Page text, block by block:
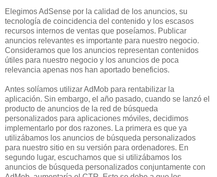
Elegimos AdSense por la calidad de los anuncios, su
tecnología de coincidencia del contenido y los escasos
recursos internos de ventas que poseíamos. Publicar
anuncios relevantes es importante para nuestro negocio.
Consideramos que los anuncios representan contenidos
útiles para nuestro negocio y los anuncios de poca
relevancia apenas nos han aportado beneficios.
Antes solíamos utilizar AdMob para rentabilizar la
aplicación. Sin embargo, el año pasado, cuando se lanzó el
producto de anuncios de la red de búsqueda
personalizados para aplicaciones móviles, decidimos
implementarlo por dos razones. La primera es que ya
utilizábamos los anuncios de búsqueda personalizados
para nuestro sitio en su versión para ordenadores. En
segundo lugar, escuchamos que si utilizábamos los
anuncios de búsqueda personalizados conjuntamente con